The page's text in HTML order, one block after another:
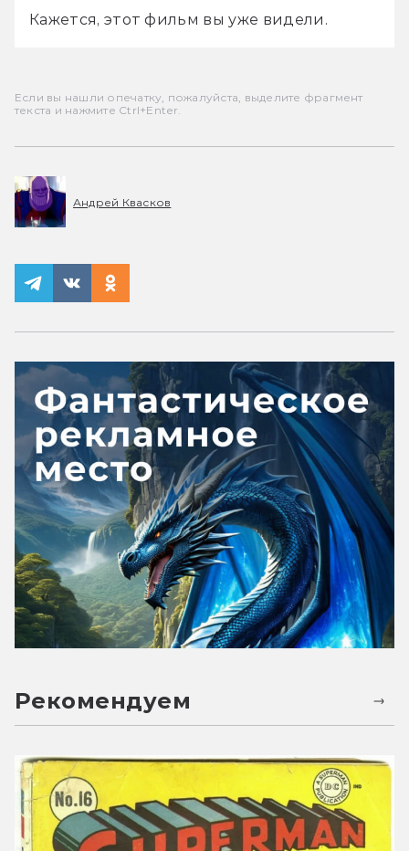
Кажется, этот фильм вы уже видели.
Если вы нашли опечатку, пожалуйста, выделите фрагмент
текста и нажмите Ctrl+Enter.
Андрей Квасков
Рекомендуем